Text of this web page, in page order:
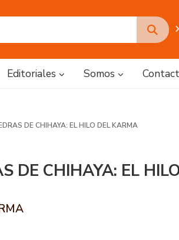
Editoriales Somos
DE CHIHAYA: EL HILO DEL KARMA
DE CHIHAYA: EL